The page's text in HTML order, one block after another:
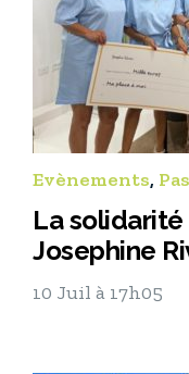
Evènements,
La
Josephine
10 Juil à 17h05